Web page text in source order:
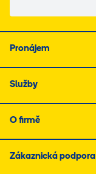
Pronájem
Služby
O firmě
Zákaznická podpora